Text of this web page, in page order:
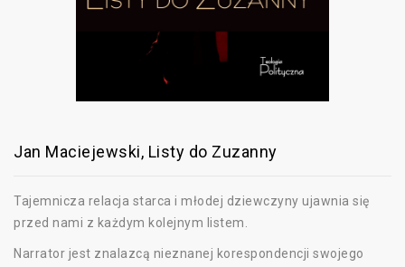
Jan Maciejewski, Listy do Zuzanny
Tajemnicza relacja starca i młodej dziewczyny ujawnia się
przed nami z każdym kolejnym listem.
Narrator jest znalazcą nieznanej korespondencji swojego